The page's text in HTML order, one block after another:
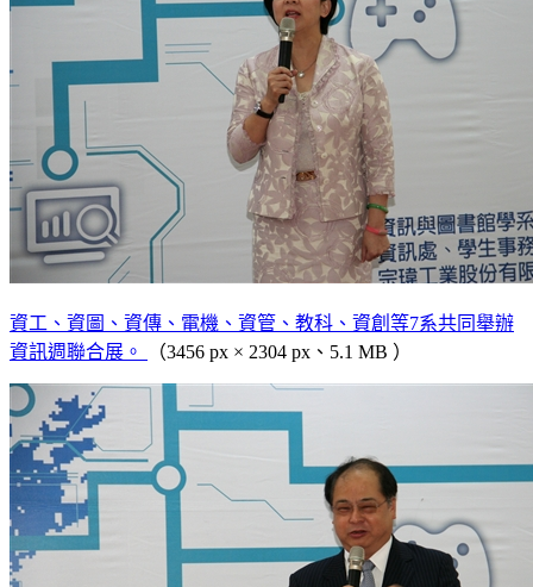
資工、資圖、資傳、電機、資管、教科、資創等7系共同舉辦
資訊週聯合展。
（3456 px × 2304 px、5.1 MB ）